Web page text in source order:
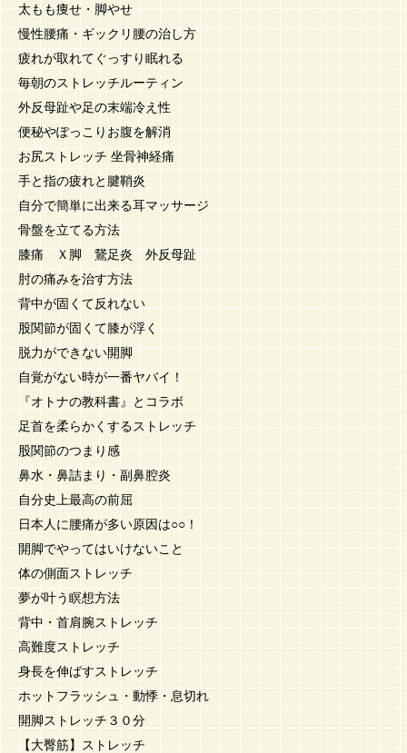
太もも痩せ・脚やせ
慢性腰痛・ギックリ腰の治し方
疲れが取れてぐっすり眠れる
毎朝のストレッチルーティン
外反母趾や足の末端冷え性
便秘やぽっこりお腹を解消
お尻ストレッチ 坐骨神経痛
手と指の疲れと腱鞘炎
自分で簡単に出来る耳マッサージ
骨盤を立てる方法
膝痛 Ｘ脚 鵞足炎 外反母趾
肘の痛みを治す方法
背中が固くて反れない
股関節が固くて膝が浮く
脱力ができない開脚
自覚がない時が一番ヤバイ！
『オトナの教科書』とコラボ
足首を柔らかくするストレッチ
股関節のつまり感
鼻水・鼻詰まり・副鼻腔炎
自分史上最高の前屈
日本人に腰痛が多い原因は○○！
開脚でやってはいけないこと
体の側面ストレッチ
夢が叶う瞑想方法
背中・首肩腕ストレッチ
高難度ストレッチ
身長を伸ばすストレッチ
ホットフラッシュ・動悸・息切れ
開脚ストレッチ３０分
【大臀筋】ストレッチ